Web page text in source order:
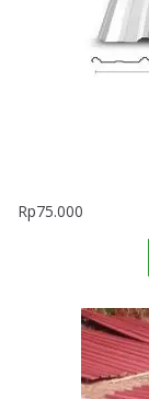
Rp75.000